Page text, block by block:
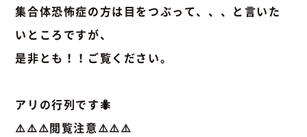
集合体恐怖症の方は目をつぶって、、、と言いた
いところですが、
是非とも！！ご覧ください。
アリの行列です🐜
⚠️⚠️⚠️閲覧注意⚠️⚠️⚠️